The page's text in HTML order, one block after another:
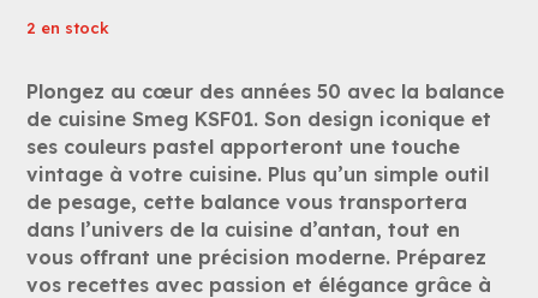
2 en stock
Plongez au cœur des années 50 avec la balance
de cuisine Smeg KSF01. Son design iconique et
ses couleurs pastel apporteront une touche
vintage à votre cuisine. Plus qu’un simple outil
de pesage, cette balance vous transportera
dans l’univers de la cuisine d’antan, tout en
vous offrant une précision moderne. Préparez
vos recettes avec passion et élégance grâce à